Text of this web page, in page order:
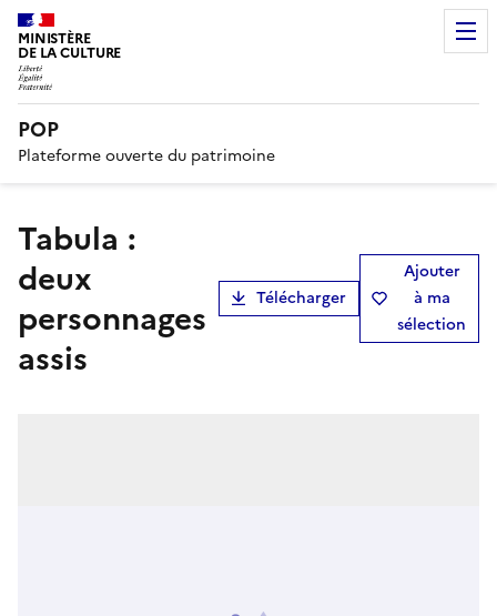
MINISTÈRE
DE LA CULTURE
POP
Plateforme ouverte du patrimoine
Tabula :
deux
personnages
assis
Télécharger
Ajouter
à ma
sélection